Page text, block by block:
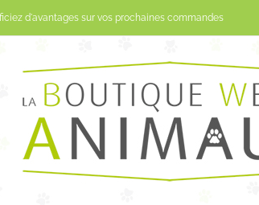
d'avantages sur vos prochaines commandes